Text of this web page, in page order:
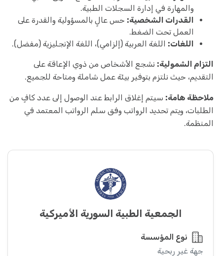
والمهارة في إدارة السجلات الطبية.
القدرات الشخصية: حس عالٍ بالمسؤولية والقدرة على
العمل تحت الضغط.
اللغات: اللغة العربية (إلزامي)، اللغة الإنجليزية (مفضل).
التزام الشمولية: نشجع الأشخاص من ذوي الإعاقة على
التقديم، حيث نلتزم بتوفير بيئة عمل شاملة ومتاحة للجميع.
ملاحظة هامة: سيتم إغلاق الرابط عند الوصول إلى عدد كافٍ من
الطلبات، ويتم تحديد الرواتب وفق سلم الرواتب المعتمد في
المنظمة.
الجمعية الطبية السورية الأميركية
نوع المؤسسة
جهة غير ربحية